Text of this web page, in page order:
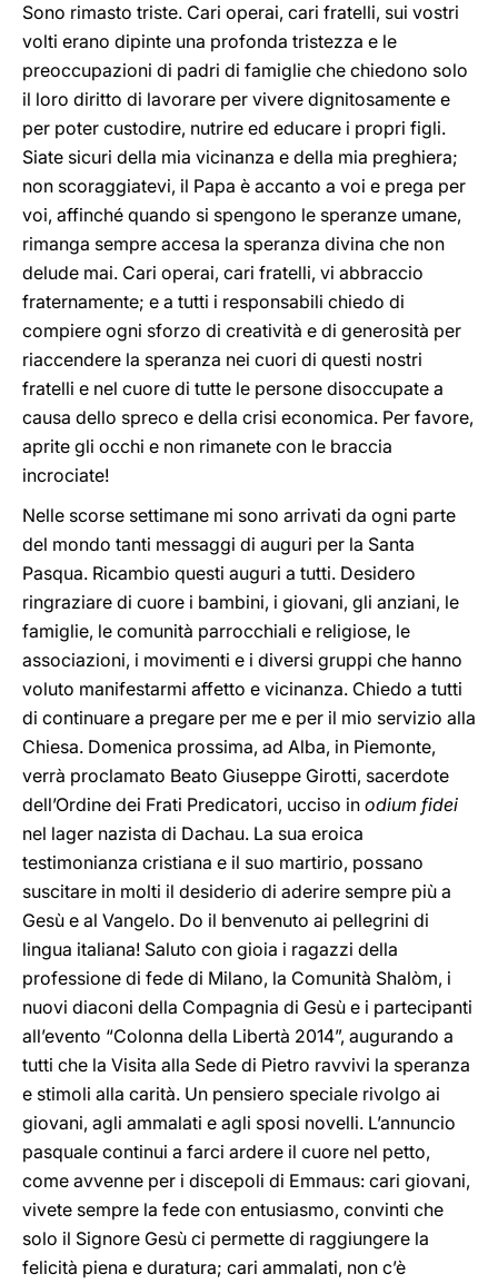
Sono rimasto triste. Cari operai, cari fratelli, sui vostri
volti erano dipinte una profonda tristezza e le
preoccupazioni di padri di famiglie che chiedono solo
il loro diritto di lavorare per vivere dignitosamente e
per poter custodire, nutrire ed educare i propri figli.
Siate sicuri della mia vicinanza e della mia preghiera;
non scoraggiatevi, il Papa è accanto a voi e prega per
voi, affinché quando si spengono le speranze umane,
rimanga sempre accesa la speranza divina che non
delude mai. Cari operai, cari fratelli, vi abbraccio
fraternamente; e a tutti i responsabili chiedo di
compiere ogni sforzo di creatività e di generosità per
riaccendere la speranza nei cuori di questi nostri
fratelli e nel cuore di tutte le persone disoccupate a
causa dello spreco e della crisi economica. Per favore,
aprite gli occhi e non rimanete con le braccia
incrociate!
Nelle scorse settimane mi sono arrivati da ogni parte
del mondo tanti messaggi di auguri per la Santa
Pasqua. Ricambio questi auguri a tutti. Desidero
ringraziare di cuore i bambini, i giovani, gli anziani, le
famiglie, le comunità parrocchiali e religiose, le
associazioni, i movimenti e i diversi gruppi che hanno
voluto manifestarmi affetto e vicinanza. Chiedo a tutti
di continuare a pregare per me e per il mio servizio alla
Chiesa. Domenica prossima, ad Alba, in Piemonte,
verrà proclamato Beato Giuseppe Girotti, sacerdote
dell’Ordine dei Frati Predicatori, ucciso in odium fidei
nel lager nazista di Dachau. La sua eroica
testimonianza cristiana e il suo martirio, possano
suscitare in molti il desiderio di aderire sempre più a
Gesù e al Vangelo. Do il benvenuto ai pellegrini di
lingua italiana! Saluto con gioia i ragazzi della
professione di fede di Milano, la Comunità Shalòm, i
nuovi diaconi della Compagnia di Gesù e i partecipanti
all’evento “Colonna della Libertà 2014”, augurando a
tutti che la Visita alla Sede di Pietro ravvivi la speranza
e stimoli alla carità. Un pensiero speciale rivolgo ai
giovani, agli ammalati e agli sposi novelli. L’annuncio
pasquale continui a farci ardere il cuore nel petto,
come avvenne per i discepoli di Emmaus: cari giovani,
vivete sempre la fede con entusiasmo, convinti che
solo il Signore Gesù ci permette di raggiungere la
felicità piena e duratura; cari ammalati, non c’è